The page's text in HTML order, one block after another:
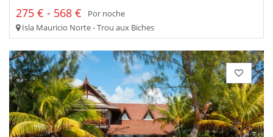
275 € - 568 €
Por noche
Isla Mauricio Norte - Trou aux Biches